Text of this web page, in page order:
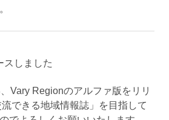
スしました
Vary Regionのアルファ版をリリ
できる地域情報誌」を目指して